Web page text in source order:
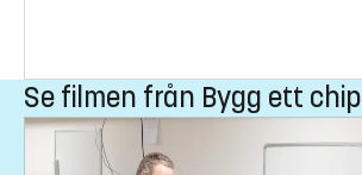
Se filmen från Bygg ett chip